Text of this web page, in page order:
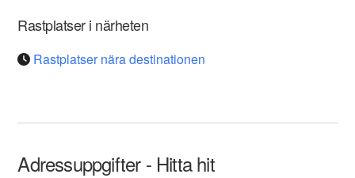
Rastplatser i närheten
Rastplatser nära destinationen
Adressuppgifter - Hitta hit